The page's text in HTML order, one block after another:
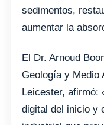
sedimentos,
aumentar la
El Dr. Arnoud
Geología y Medio
Leicester, afirmó:
digital del inicio y